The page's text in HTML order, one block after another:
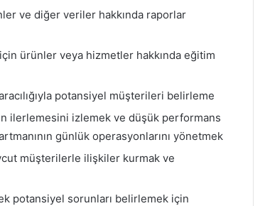
ve diğer veriler hakkında raporlar
ürünler veya hizmetler hakkında eğitim
potansiyel müşterileri belirleme
ilerlemesini izlemek ve düşük performans
günlük operasyonlarını yönetmek
müşterilerle ilişkiler kurmak ve
potansiyel sorunları belirlemek için